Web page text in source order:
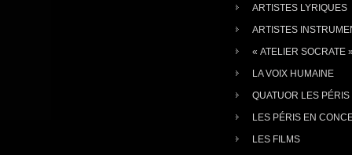
ARTISTES LYRIQUES
ARTISTES
« ATELIER SOCRATE
LA VOIX HUMAINE
QUATUOR LES PÉRIS
LES PÉRIS EN
LES FILMS